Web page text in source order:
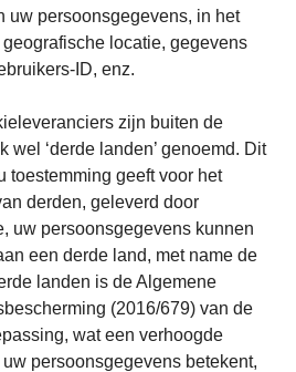
uw persoonsgegevens, in het
locatie, gegevens
ID, enz.
zijn buiten de
wel ‘derde landen’ genoemd. Dit
toestemming geeft voor het
derden, geleverd door
uw persoonsgegevens kunnen
een derde land, met name de
landen is de Algemene
(2016/679) van de
wat een verhoogde
persoonsgegevens betekent,